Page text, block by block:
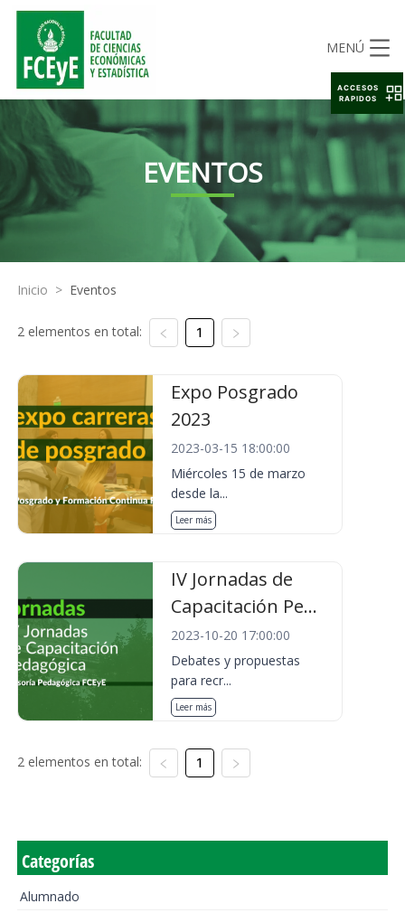
MENÚ
EVENTOS
Inicio > Eventos
2 elementos en total: 1
Expo Posgrado
2023
2023-03-15 18:00:00
Miércoles 15 de marzo
desde la...
Leer más
IV Jornadas de
Capacitación Pe...
2023-10-20 17:00:00
Debates y propuestas
para recr...
Leer más
2 elementos en total: 1
Categorías
Alumnado
ACCESOS
RAPIDOS